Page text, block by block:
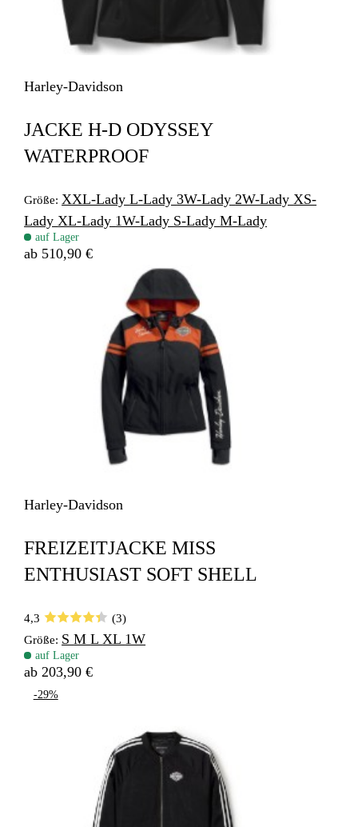
Harley-Davidson
JACKE H-D ODYSSEY
WATERPROOF
Größe: XXL-LadyL-Lady3W-Lady 2W-Lady XS-
Lady XL-Lady 1W-Lady S-LadyM-Lady
auf Lager
ab 510,90 €
Harley-Davidson
FREIZEITJACKE MISS
ENTHUSIAST SOFT SHELL
4,3
(3)
Größe: SML XL 1W
auf Lager
ab 203,90 €
-29%